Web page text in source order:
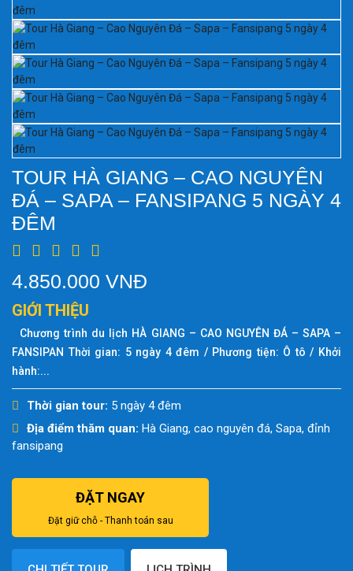
TOUR HÀ GIANG – CAO NGUYÊN
ĐÁ – SAPA – FANSIPANG 5 NGÀY 4
ĐÊM
4.850.000 VNĐ
GIỚI THIỆU
Chương trình du lịch HÀ GIANG – CAO NGUYÊN ĐÁ – SAPA –
FANSIPAN Thời gian: 5 ngày 4 đêm / Phương tiện: Ô tô / Khởi
hành:...
Thời gian tour: 5 ngày 4 đêm
Địa điểm thăm quan: Hà Giang, cao nguyên đá, Sapa, đỉnh
fansipang
ĐẶT NGAY
Đặt giữ chỗ - Thanh toán sau